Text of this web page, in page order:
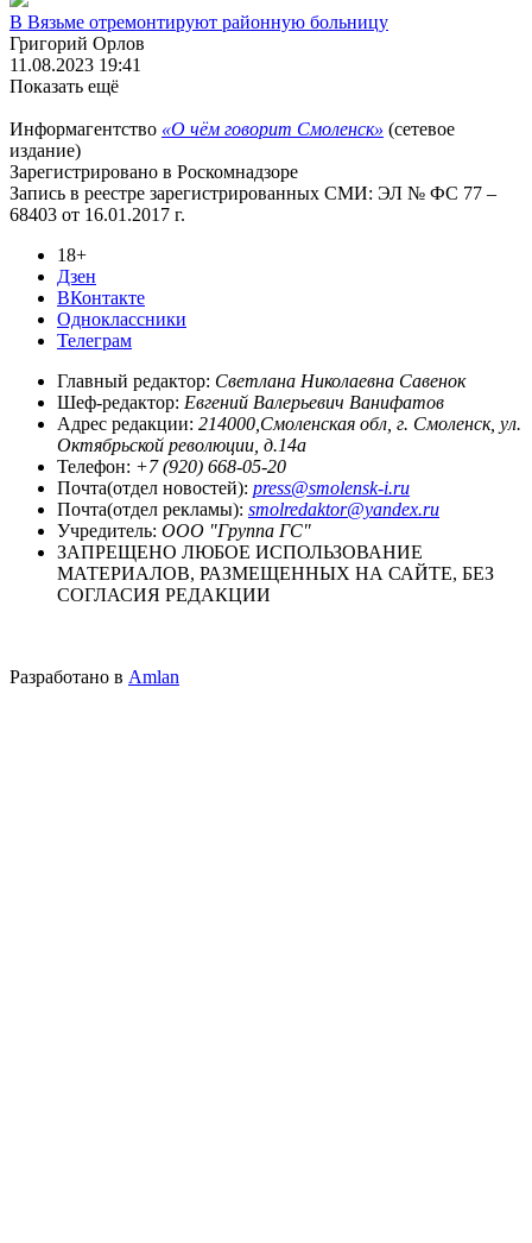
В Вязьме отремонтируют районную больницу
Григорий Орлов
11.08.2023 19:41
Показать ещё
Информагентство «О чём говорит Смоленск» (сетевое
издание)
Зарегистрировано в Роскомнадзоре
Запись в реестре зарегистрированных СМИ: ЭЛ № ФС 77 –
68403 от 16.01.2017 г.
18+
Дзен
ВКонтакте
Одноклассники
Телеграм
Главный редактор: Светлана Николаевна Савенок
Шеф-редактор: Евгений Валерьевич Ванифатов
Адрес редакции: 214000,Смоленская обл, г. Смоленск, ул.
Октябрьской революции, д.14а
Телефон: +7 (920) 668-05-20
Почта(отдел новостей): press@smolensk-i.ru
Почта(отдел рекламы): smolredaktor@yandex.ru
Учредитель: ООО "Группа ГС"
ЗАПРЕЩЕНО ЛЮБОЕ ИСПОЛЬЗОВАНИЕ
МАТЕРИАЛОВ, РАЗМЕЩЕННЫХ НА САЙТЕ, БЕЗ
СОГЛАСИЯ РЕДАКЦИИ
Разработано в Amlan